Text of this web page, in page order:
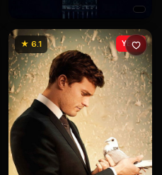
★ 6.1 YENİ